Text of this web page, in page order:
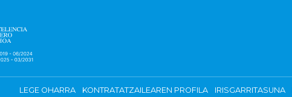
LEGE OHARRA KONTRATATZAILEAREN PROFILA IRISGARRITASUNA